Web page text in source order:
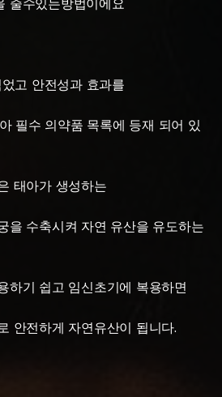
고 안전성과 효과를
필수 의약품 목록에 등재 되어 있
태아가 생성하는
을 수축시켜 자연 유산을 유도하는
하기 쉽고 임신초기에 복용하면
안전하게 자연유산이 됩니다.